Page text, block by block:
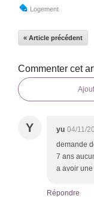
Logement
« Article précédent
Commenter cet
Y yu 04/11/
demande
7 ans
a avoir
Répondre